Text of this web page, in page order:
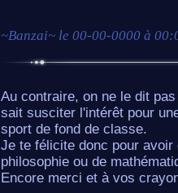
~Banzai~ le 00-00-0000 à
Au contraire, on ne le dit
sait susciter l'intérêt pour
sport de fond de classe.
Je te félicite donc pour
philosophie ou de
Encore merci et à vos